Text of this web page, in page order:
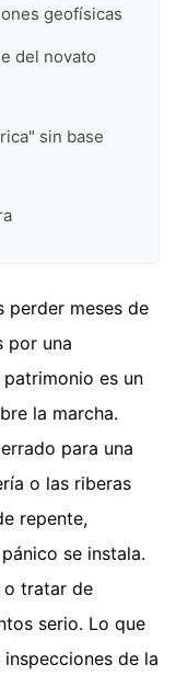
geofísicas
del novato
sin base
meses de
por una
es un
la marcha.
para una
o las riberas
repente,
se instala.
o tratar de
serio. Lo que
de la